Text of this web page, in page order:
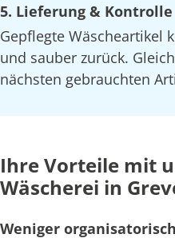
5. Lieferung & Kontrolle
Gepflegte Wäscheartikel
und sauber zurück.
nächsten gebrauchten
Ihre Vorteile mit
Wäscherei in
Weniger